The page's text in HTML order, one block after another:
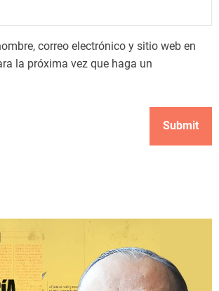
correo electrónico y sitio web en
la próxima vez que haga un